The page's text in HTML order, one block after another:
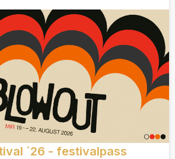
´26 - festivalpass